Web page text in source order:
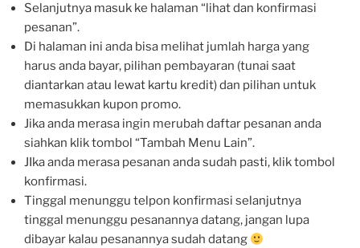
Selanjutnya masuk ke halaman “lihat dan konfirmasi
pesanan”.
Di halaman ini anda bisa melihat jumlah harga yang
harus anda bayar, pilihan pembayaran (tunai saat
diantarkan atau lewat kartu kredit) dan pilihan untuk
memasukkan kupon promo.
Jika anda merasa ingin merubah daftar pesanan anda
siahkan klik tombol “Tambah Menu Lain”.
JIka anda merasa pesanan anda sudah pasti, klik tombol
konfirmasi.
Tinggal menunggu telpon konfirmasi selanjutnya
tinggal menunggu pesanannya datang, jangan lupa
dibayar kalau pesanannya sudah datang